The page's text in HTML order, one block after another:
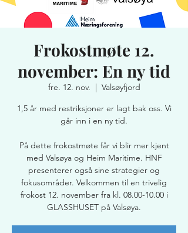
Frokostmøte 12.
november: En ny tid
fre. 12. nov.
  |
Valsøyfjord
1,5 år med restriksjoner er lagt bak oss. Vi
går inn i en ny tid.
På dette frokostmøte får vi blir mer kjent
med Valsøya og Heim Maritime. HNF
presenterer også sine strategier og
fokusområder. Velkommen til en trivelig
frokost 12. november fra kl. 08.00-10.00 i
GLASSHUSET på Valsøya.